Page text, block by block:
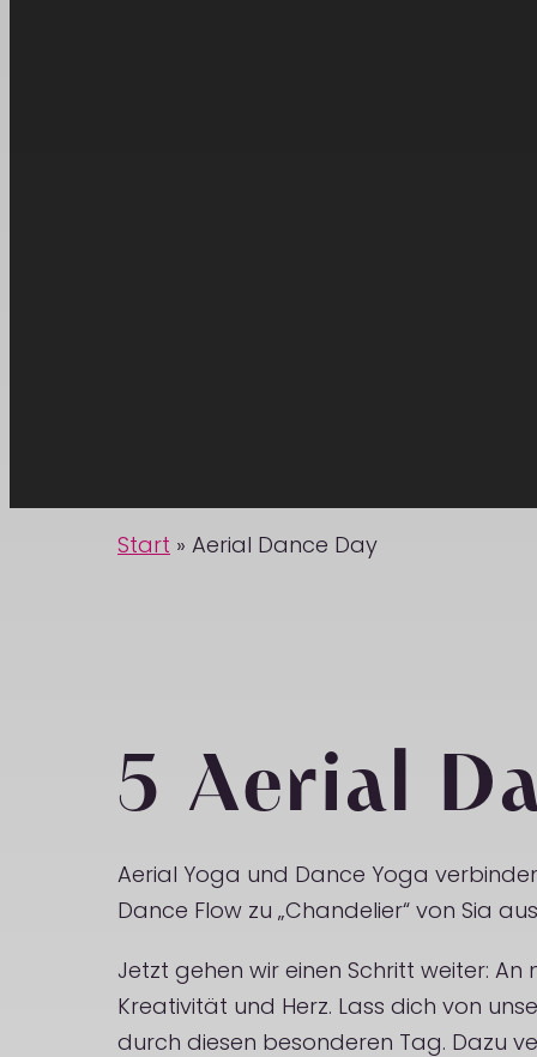
Start » Aerial Dance Day
5 Aerial
Aerial Yoga und Dance Yoga
Dance Flow zu „Chandelier“ von Sia
Jetzt gehen wir einen Schritt weiter:
Kreativität und Herz. Lass dich von
durch diesen besonderen Tag. Dazu